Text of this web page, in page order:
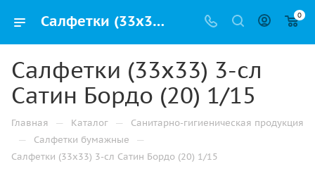
Салфетки (33х33) 3-сл Сатин Бордо (20) 1/15 купить от производителя в Ижевске 0
Салфетки (33х33) 3-сл
Сатин Бордо (20) 1/15
Главная — Каталог — Санитарно-гигиеническая продукция
— Салфетки бумажные —
Салфетки (33х33) 3-сл Сатин Бордо (20) 1/15